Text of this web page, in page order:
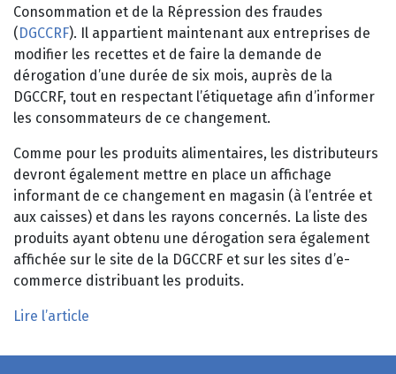
Consommation et de la Répression des fraudes
(DGCCRF). Il appartient maintenant aux entreprises de
modifier les recettes et de faire la demande de
dérogation d’une durée de six mois, auprès de la
DGCCRF, tout en respectant l’étiquetage afin d’informer
les consommateurs de ce changement.
Comme pour les produits alimentaires, les distributeurs
devront également mettre en place un affichage
informant de ce changement en magasin (à l’entrée et
aux caisses) et dans les rayons concernés. La liste des
produits ayant obtenu une dérogation sera également
affichée sur le site de la DGCCRF et sur les sites d’e-
commerce distribuant les produits.
Lire l’article